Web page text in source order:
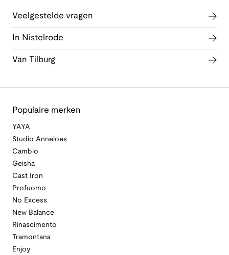
Veelgestelde vragen
In Nistelrode
Van Tilburg
Populaire merken
YAYA
Studio Anneloes
Cambio
Geisha
Cast Iron
Profuomo
No Excess
New Balance
Rinascimento
Tramontana
Enjoy